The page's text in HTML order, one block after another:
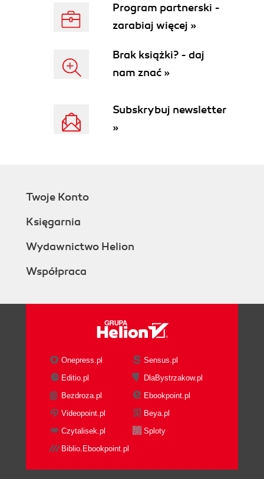
Program partnerski -
zarabiaj więcej »
Brak książki? - daj
nam znać »
Subskrybuj newsletter
»
Twoje Konto
Księgarnia
Wydawnictwo Helion
Współpraca
Onepress.pl
Sensus.pl
Editio.pl
DlaBystrzakow.pl
Bezdroza.pl
Ebookpoint.pl
Videopoint.pl
Beya.pl
Czytalisek.pl
Sploty
Biblio.Ebookpoint.pl